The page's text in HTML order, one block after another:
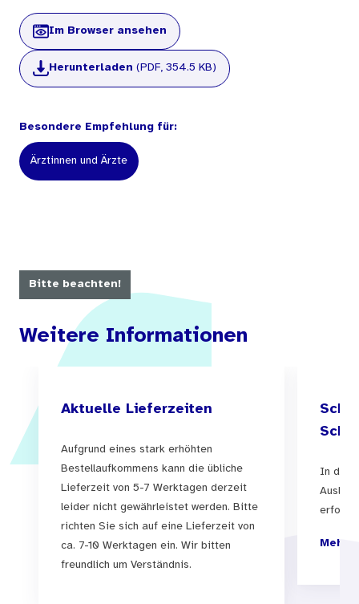
Im Browser ansehen
Herunterladen (PDF, 354.5 KB)
Besondere Empfehlung für:
Ärztinnen und Ärzte
Bitte beachten!
Weitere Informationen
Aktuelle Lieferzeiten
Aufgrund eines stark erhöhten
Bestellaufkommens kann die übliche
Lieferzeit von 5-7 Werktagen derzeit
leider nicht gewährleistet werden. Bitte
richten Sie sich auf eine Lieferzeit von
ca. 7-10 Werktagen ein. Wir bitten
freundlich um Verständnis.
In der
Mehr